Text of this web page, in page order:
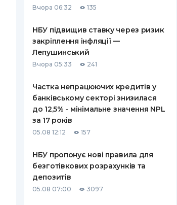
СТРАХУВАННЮ
ВСІ СТРАХОВІ ПОЛІСИ
СТРАХОВІ КОМПАНІЇ
ВІДГУКИ ПРО СТРАХОВІ
КОМПАНІЇ
ДОСТАВКА І ОПЛАТА
Вчора 06:32 135
НБУ підвищив ставку через ризик
закріплення інфляції —
Лепушинський
Вчора 05:33 241
Частка непрацюючих кредитів у
банківському секторі знизилася
до 12,5% - мінімальне значення NPL
за 17 років
05.08 12:12 157
НБУ пропонує нові правила для
безготівкових розрахунків та
депозитів
05.08 07:00 3097